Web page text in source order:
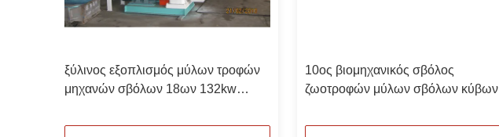
ξύλινος εξοπλισμός μύλων τροφών
μηχανών σβόλων 18ων 132kw
10ος βιομηχανικός σβόλος
ζωοτροφών μύλων σβόλων κύβων
μηχανή